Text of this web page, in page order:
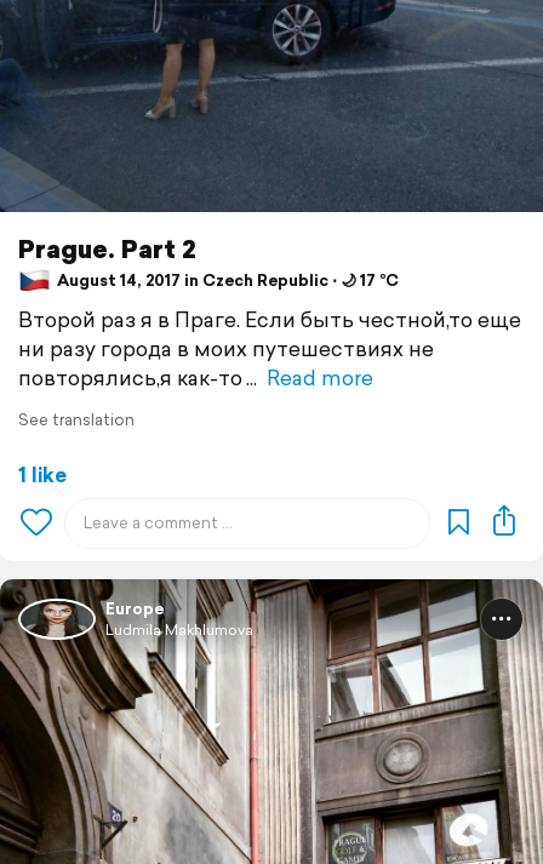
Prague. Part 2
August 14, 2017 in Czech Republic ⋅ 🌙 17 °C
Второй раз я в Праге. Если быть честной,то еще
ни разу города в моих путешествиях не
повторялись,я как-то
Read more
See translation
1 like
Europe
Ludmila Makhlumova